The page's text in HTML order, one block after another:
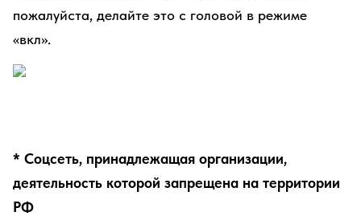
пожалуйста, делайте это с головой в режиме
«вкл».
* Соцсеть, принадлежащая организации,
деятельность которой запрещена на территории
РФ